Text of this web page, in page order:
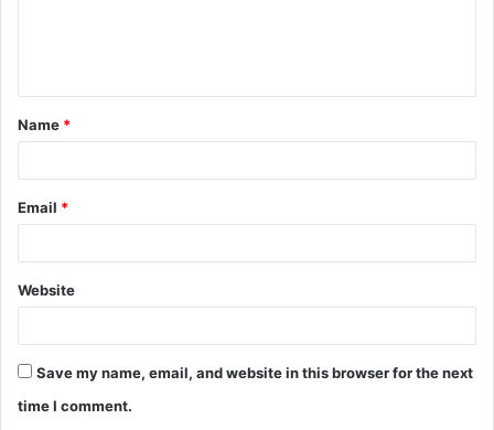
t
*
Name *
Email *
Website
Save my name, email, and website in this browser for the next
time I comment.